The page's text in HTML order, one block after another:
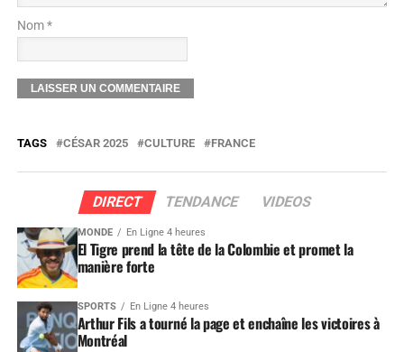
Nom *
TAGS CÉSAR 2025 CULTURE FRANCE
DIRECT TENDANCE VIDEOS
MONDE En Ligne 4 heures
El Tigre prend la tête de la Colombie et promet la
manière forte
SPORTS En Ligne 4 heures
Arthur Fils a tourné la page et enchaîne les victoires à
Montréal